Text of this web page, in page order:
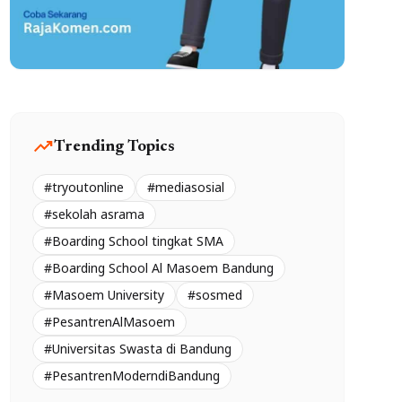
trending_upTrending Topics
#tryoutonline
#mediasosial
#sekolah asrama
#Boarding School tingkat SMA
#Boarding School Al Masoem Bandung
#Masoem University
#sosmed
#PesantrenAlMasoem
#Universitas Swasta di Bandung
#PesantrenModerndiBandung